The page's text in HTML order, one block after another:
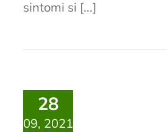
sintomi si [...]
28
09, 2021